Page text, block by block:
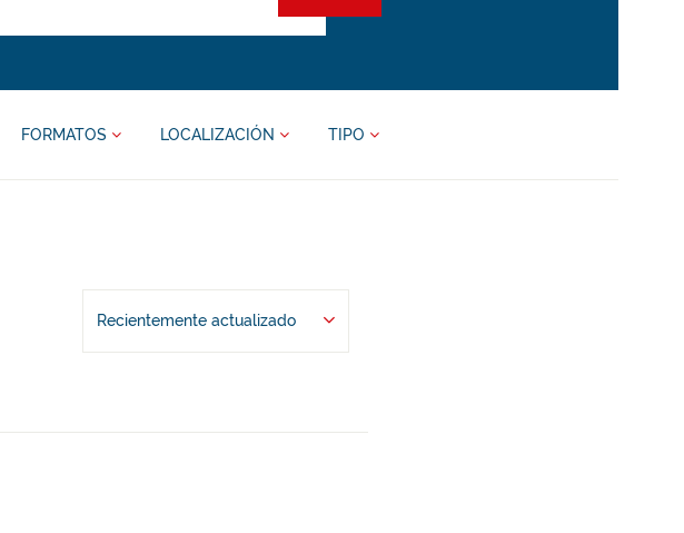
FORMATOS LOCALIZACIÓN TIPO
Recientemente actualizado